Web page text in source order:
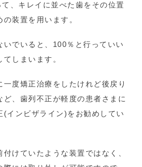
、キレイに並べた歯をその位置
装置を用います。
いでいると、100％と行っていい
しまいます。
一度矯正治療をしたけれど後戻り
ど、歯列不正が軽度の患者さまに
(インビザライン)をお勧めしてい
けていたような装置ではなく、